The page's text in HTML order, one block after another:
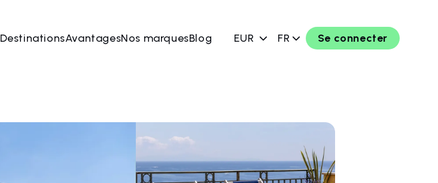
DestinationsAvantagesNos marquesBlog EUR FR Se connecter